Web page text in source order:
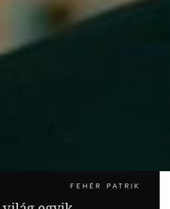
FEHÉR PATRIK